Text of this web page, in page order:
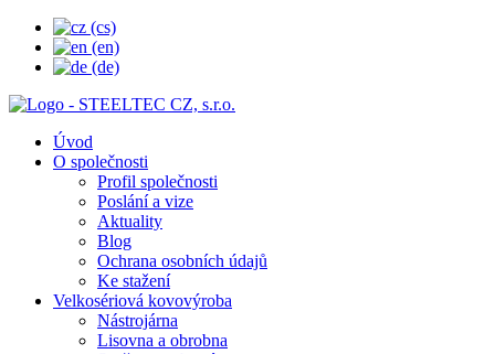
Úvod
O společnosti
Profil společnosti
Poslání a vize
Aktuality
Blog
Ochrana osobních údajů
Ke stažení
Velkosériová kovovýroba
Nástrojárna
Lisovna a obrobna